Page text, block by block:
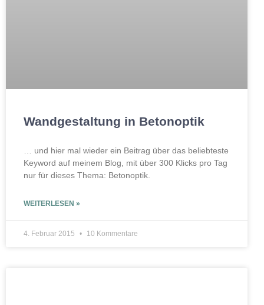
Wandgestaltung in Betonoptik
… und hier mal wieder ein Beitrag über das beliebteste
Keyword auf meinem Blog, mit über 300 Klicks pro Tag
nur für dieses Thema: Betonoptik.
WEITERLESEN »
4. Februar 2015 10 Kommentare